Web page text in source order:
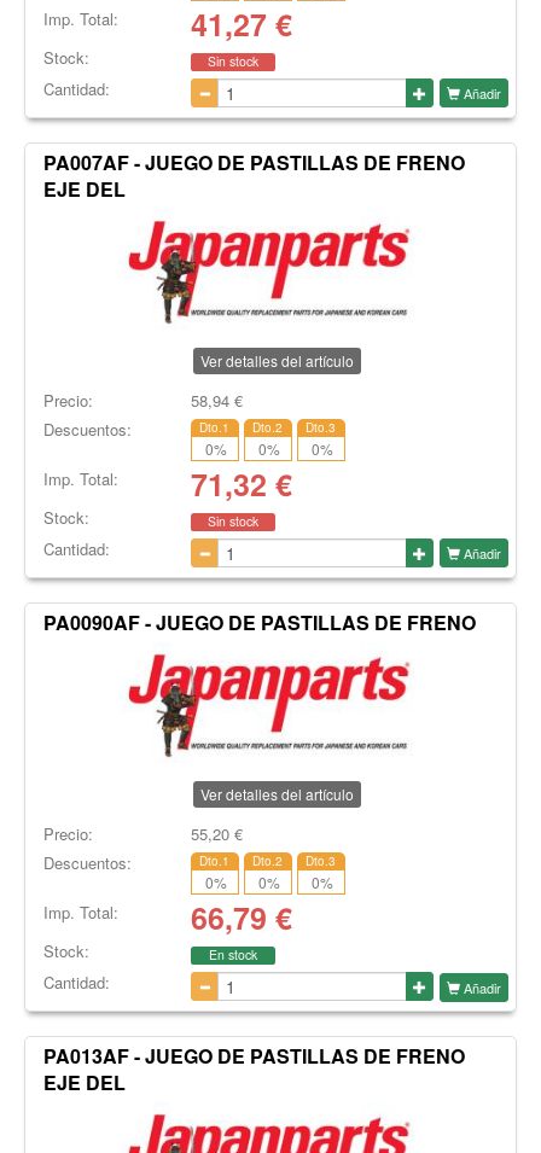
Imp. Total: 41,27€
Stock: Sin stock
Cantidad: Añadir
PA007AF - JUEGO DE PASTILLAS DE FRENO
EJE DEL
Ver detalles del artículo
Precio: 58,94€
Descuentos:
Dto.1
0%
Dto.2
0%
Dto.3
0%
Imp. Total: 71,32 €
Stock: Sin stock
Cantidad: Añadir
PA0090AF - JUEGO DE PASTILLAS DE FRENO
Ver detalles del artículo
Precio: 55,20€
Descuentos:
Dto.1
0%
Dto.2
0%
Dto.3
0%
Imp. Total: 66,79 €
Stock: En stock
Cantidad: Añadir
PA013AF - JUEGO DE PASTILLAS DE FRENO
EJE DEL